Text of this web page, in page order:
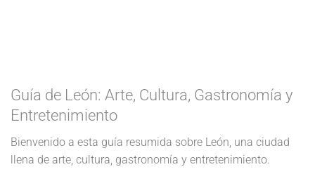
Guía de León: Arte, Cultura, Gastronomía y
Entretenimiento
Bienvenido a esta guía resumida sobre León, una ciudad
llena de arte, cultura, gastronomía y entretenimiento.